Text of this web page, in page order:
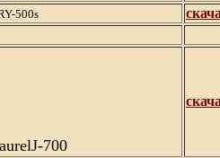
500s
700